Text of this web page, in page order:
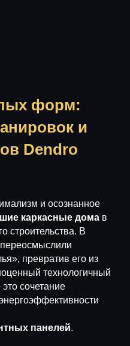
форм:
и
Dendro
и осознанное
каркасные дома в
строительства. В
превратив его из
технологичный
сочетание
панелей.